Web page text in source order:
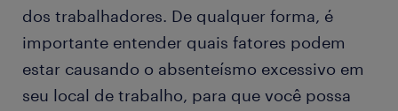
dos trabalhadores. De qualquer forma, é
importante entender quais fatores podem
estar causando o absenteísmo excessivo em
seu local de trabalho, para que você possa